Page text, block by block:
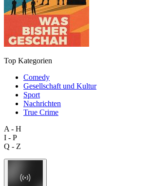
Top Kategorien
Comedy
Gesellschaft und Kultur
Sport
Nachrichten
True Crime
A - H
I - P
Q - Z